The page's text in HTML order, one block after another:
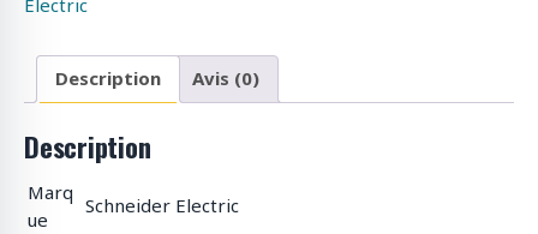
Description Avis (0)
Description
Marq
ue
Schneider Electric